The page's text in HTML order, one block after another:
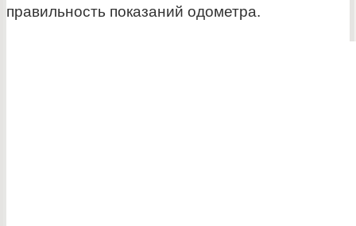
правильность показаний одометра.